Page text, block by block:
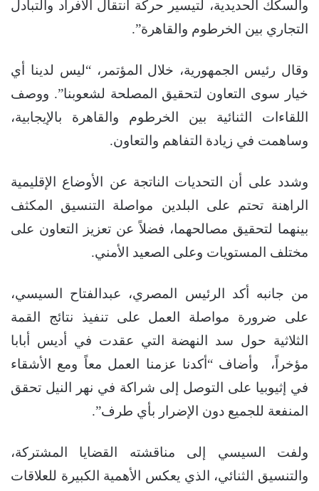
والسكك الحديدية، لتيسير حركة انتقال الأفراد والتبادل
التجاري بين الخرطوم والقاهرة”.
وقال رئيس الجمهورية، خلال المؤتمر، “ليس لدينا أي
خيار سوى التعاون لتحقيق المصلحة لشعوبنا”. ووصف
اللقاءات الثنائية بين الخرطوم والقاهرة بالإيجابية،
وساهمت في زيادة التفاهم والتعاون.
وشدد على أن التحديات الناتجة عن الأوضاع الإقليمية
الراهنة تحتم على البلدين مواصلة التنسيق المكثف
بينهما لتحقيق مصالحهما، فضلاً عن تعزيز التعاون على
مختلف المستويات وعلى الصعيد الأمني.
من جانبه أكد الرئيس المصري، عبدالفتاح السيسي،
على ضرورة مواصلة العمل على تنفيذ نتائج القمة
الثلاثية حول سد النهضة التي عقدت في أديس أبابا
مؤخراً، وأضاف “أكدنا عزمنا العمل معاً ومع الأشقاء
في إثيوبيا على التوصل إلى شراكة في نهر النيل تحقق
المنفعة للجميع دون الإضرار بأي طرف”.
ولفت السيسي إلى مناقشته القضايا المشتركة،
والتنسيق الثنائي، الذي يعكس الأهمية الكبيرة للعلاقات